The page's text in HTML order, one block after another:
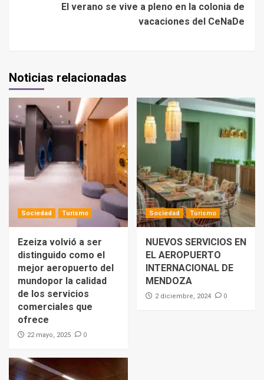
El verano se vive a pleno en la colonia de
vacaciones del CeNaDe
Noticias relacionadas
Sociedad Turismo
Ezeiza volvió a ser
distinguido como el
mejor aeropuerto del
mundopor la calidad
de los servicios
comerciales que
ofrece
22 mayo, 2025 0
Sociedad Turismo
NUEVOS SERVICIOS EN
EL AEROPUERTO
INTERNACIONAL DE
MENDOZA
2 diciembre, 2024 0